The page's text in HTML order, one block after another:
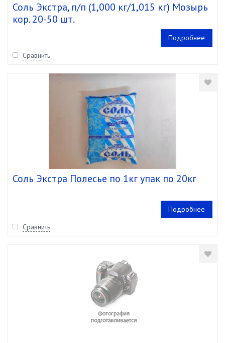
Соль Экстра, п/п (1,000 кг/1,015 кг) Мозырь
кор. 20-50 шт.
Подробнее
Сравнить
Соль Экстра Полесье по 1кг упак по 20кг
Подробнее
Сравнить